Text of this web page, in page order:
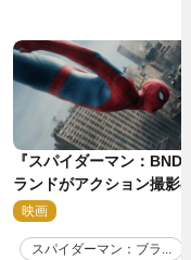
『スパイダーマン：BND
ランドがアクション撮影
す特別映像解禁
映画
スパイダーマン：ブラ...